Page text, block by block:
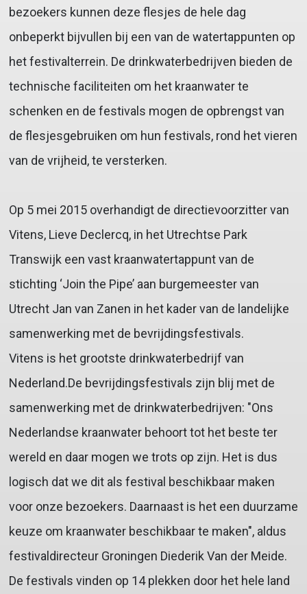
bezoekers kunnen deze flesjes de hele dag
onbeperkt bijvullen bij een van de watertappunten op
het festivalterrein. De drinkwaterbedrijven bieden de
technische faciliteiten om het kraanwater te
schenken en de festivals mogen de opbrengst van
de flesjesgebruiken om hun festivals, rond het vieren
van de vrijheid, te versterken.
Op 5 mei 2015 overhandigt de directievoorzitter van
Vitens, Lieve Declercq, in het Utrechtse Park
Transwijk een vast kraanwatertappunt van de
stichting ‘Join the Pipe’ aan burgemeester van
Utrecht Jan van Zanen in het kader van de landelijke
samenwerking met de bevrijdingsfestivals.
Vitens is het grootste drinkwaterbedrijf van
Nederland.De bevrijdingsfestivals zijn blij met de
samenwerking met de drinkwaterbedrijven: "Ons
Nederlandse kraanwater behoort tot het beste ter
wereld en daar mogen we trots op zijn. Het is dus
logisch dat we dit als festival beschikbaar maken
voor onze bezoekers. Daarnaast is het een duurzame
keuze om kraanwater beschikbaar te maken", aldus
festivaldirecteur Groningen Diederik Van der Meide.
De festivals vinden op 14 plekken door het hele land